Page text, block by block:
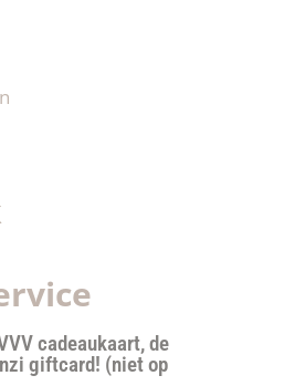
cadeaukaart, de
giftcard! (niet op